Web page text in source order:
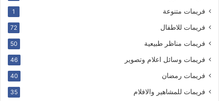
فريمات متنوعة 1
فريمات للاطفال 72
فريمات مناظر طبيعية 50
فريمات وسائل اعلام وتصوير 46
فريمات رمضان 40
فريمات للمشاهير والافلام 35